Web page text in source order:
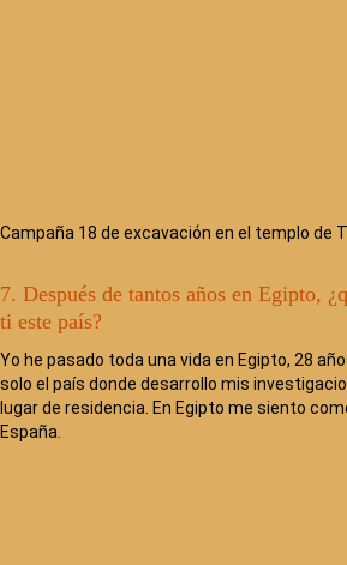
Campaña 18 de excavación en el templo
7. Después de tantos años en Egipto,
ti este país?
Yo he pasado toda una vida en Egipto, 28
solo el país donde desarrollo mis
lugar de residencia. En Egipto me siento
España.